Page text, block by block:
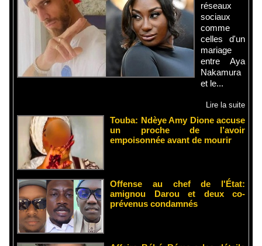
réseaux
sociaux
comme
celles d'un
mariage
entre Aya
Nakamura
et le...
Lire la suite
Touba: Ndèye Amy Dione accuse
un proche de l’avoir
empoisonnée avant de mourir
Offense au chef de l'État:
amignou Darou et deux co-
prévenus condamnés